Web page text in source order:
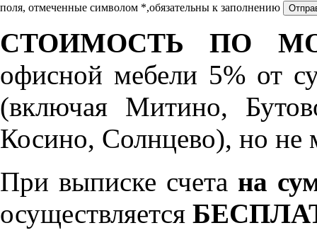
поля, отмеченные символом *,обязательны к заполнению
СТОИМОСТЬ ПО
офисной мебели 5% от
(включая Митино,
Косино, Солнцево), но не
При выписке счета на
осуществляется